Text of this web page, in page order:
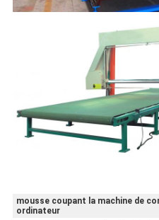
mousse coupant la machine de
ordinateur